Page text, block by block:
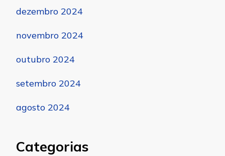
dezembro 2024
novembro 2024
outubro 2024
setembro 2024
agosto 2024
Categorias